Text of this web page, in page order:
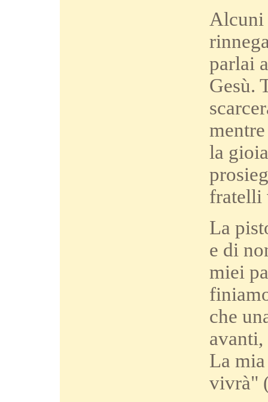
Alcuni
parlai
Gesù.
la
fratelli
La
e di
miei
che
La
vivrà"